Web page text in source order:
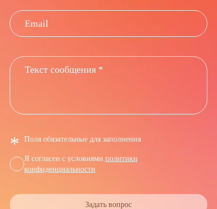
Задать вопрос
* Поля обязательные для заполнения
Я согласен с условиями политики
конфиденциальности